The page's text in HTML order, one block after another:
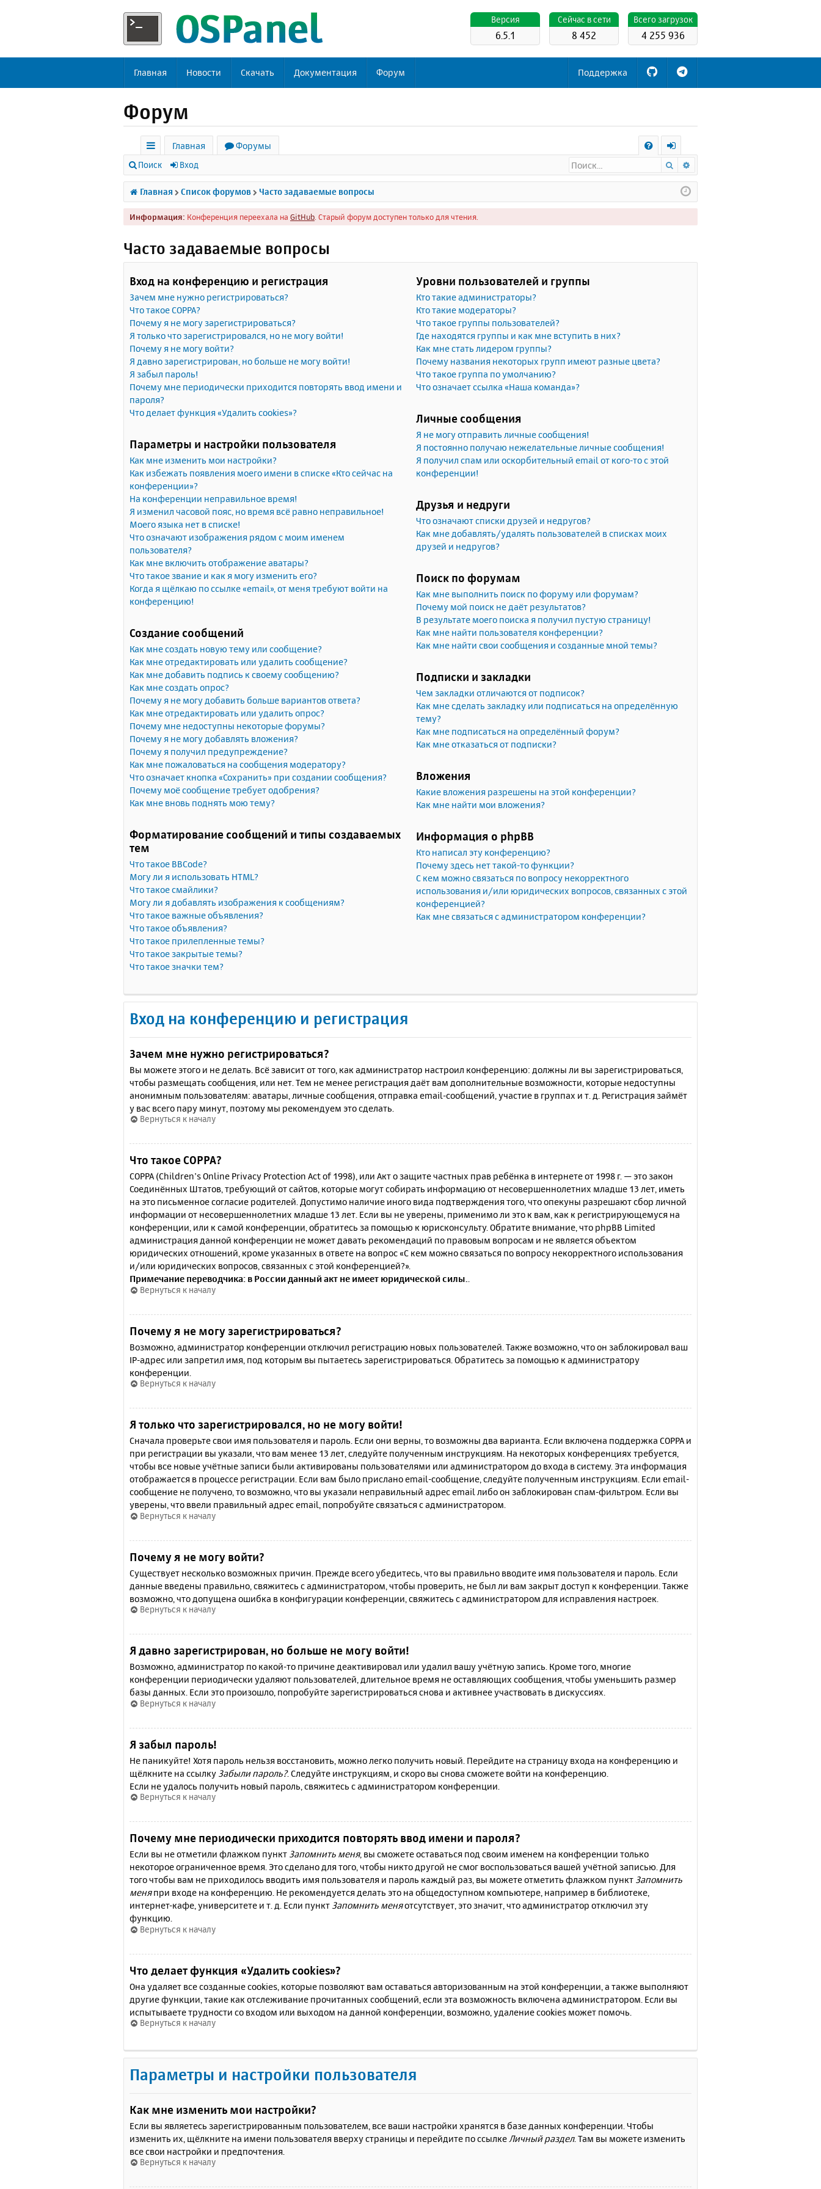
Всего загрузок
4 255 936
Cейчас в сети
8 452
Версия
6.5.1
Главная Новости Скачать Документация Форум Поддержка
Форум
с
ы
л
к
Главная
Форумы
Q
х
о
д
Поиск Вход Поиск
Главная Список форумов Часто задаваемые вопросы
Информация: Конференция переехала на GitHub . Старый форум доступен только для чтения.
Часто задаваемые вопросы
Вход на конференцию и регистрация
Зачем мне нужно регистрироваться?
Что такое COPPA?
Почему я не могу зарегистрироваться?
Я только что зарегистрировался, но не могу войти!
Почему я не могу войти?
Я давно зарегистрирован, но больше не могу войти!
Я забыл пароль!
Почему мне периодически приходится повторять ввод имени и
пароля?
Что делает функция «Удалить cookies»?
Параметры и настройки пользователя
Как мне изменить мои настройки?
Как избежать появления моего имени в списке «Кто сейчас на
конференции»?
На конференции неправильное время!
Я изменил часовой пояс, но время всё равно неправильное!
Моего языка нет в списке!
Что означают изображения рядом с моим именем
пользователя?
Как мне включить отображение аватары?
Что такое звание и как я могу изменить его?
Когда я щёлкаю по ссылке «email», от меня требуют войти на
конференцию!
Создание сообщений
Как мне создать новую тему или сообщение?
Как мне отредактировать или удалить сообщение?
Как мне добавить подпись к своему сообщению?
Как мне создать опрос?
Почему я не могу добавить больше вариантов ответа?
Как мне отредактировать или удалить опрос?
Почему мне недоступны некоторые форумы?
Почему я не могу добавлять вложения?
Почему я получил предупреждение?
Как мне пожаловаться на сообщения модератору?
Что означает кнопка «Сохранить» при создании сообщения?
Почему моё сообщение требует одобрения?
Как мне вновь поднять мою тему?
Форматирование сообщений и типы создаваемых
тем
Что такое BBCode?
Могу ли я использовать HTML?
Что такое смайлики?
Могу ли я добавлять изображения к сообщениям?
Что такое важные объявления?
Что такое объявления?
Что такое прилепленные темы?
Что такое закрытые темы?
Что такое значки тем?
Уровни пользователей и группы
Кто такие администраторы?
Кто такие модераторы?
Что такое группы пользователей?
Где находятся группы и как мне вступить в них?
Как мне стать лидером группы?
Почему названия некоторых групп имеют разные цвета?
Что такое группа по умолчанию?
Что означает ссылка «Наша команда»?
Личные сообщения
Я не могу отправить личные сообщения!
Я постоянно получаю нежелательные личные сообщения!
Я получил спам или оскорбительный email от кого-то с этой
конференции!
Друзья и недруги
Что означают списки друзей и недругов?
Как мне добавлять/удалять пользователей в списках моих
друзей и недругов?
Поиск по форумам
Как мне выполнить поиск по форуму или форумам?
Почему мой поиск не даёт результатов?
В результате моего поиска я получил пустую страницу!
Как мне найти пользователя конференции?
Как мне найти свои сообщения и созданные мной темы?
Подписки и закладки
Чем закладки отличаются от подписок?
Как мне сделать закладку или подписаться на определённую
тему?
Как мне подписаться на определённый форум?
Как мне отказаться от подписки?
Вложения
Какие вложения разрешены на этой конференции?
Как мне найти мои вложения?
Информация о phpBB
Кто написал эту конференцию?
Почему здесь нет такой-то функции?
С кем можно связаться по вопросу некорректного
использования и/или юридических вопросов, связанных с этой
конференцией?
Как мне связаться с администратором конференции?
Вход на конференцию и регистрация
Зачем мне нужно регистрироваться?
Вы можете этого и не делать. Всё зависит от того, как администратор настроил конференцию: должны ли вы зарегистрироваться,
чтобы размещать сообщения, или нет. Тем не менее регистрация даёт вам дополнительные возможности, которые недоступны
анонимным пользователям: аватары, личные сообщения, отправка email-сообщений, участие в группах и т. д. Регистрация займёт
у вас всего пару минут, поэтому мы рекомендуем это сделать.
Вернуться к началу
Что такое COPPA?
COPPA (Children’s Online Privacy Protection Act of 1998), или Акт о защите частных прав ребёнка в интернете от 1998 г. — это закон
Соединённых Штатов, требующий от сайтов, которые могут собирать информацию от несовершеннолетних младше 13 лет, иметь
на это письменное согласие родителей. Допустимо наличие иного вида подтверждения того, что опекуны разрешают сбор личной
информации от несовершеннолетних младше 13 лет. Если вы не уверены, применимо ли это к вам, как к регистрирующемуся на
конференции, или к самой конференции, обратитесь за помощью к юрисконсульту. Обратите внимание, что phpBB Limited
администрация данной конференции не может давать рекомендаций по правовым вопросам и не является объектом
юридических отношений, кроме указанных в ответе на вопрос «С кем можно связаться по вопросу некорректного использования
и/или юридических вопросов, связанных с этой конференцией?».
Примечание переводчика: в России данный акт не имеет юридической силы..
Вернуться к началу
Почему я не могу зарегистрироваться?
Возможно, администратор конференции отключил регистрацию новых пользователей. Также возможно, что он заблокировал ваш
IP-адрес или запретил имя, под которым вы пытаетесь зарегистрироваться. Обратитесь за помощью к администратору
конференции.
Вернуться к началу
Я только что зарегистрировался, но не могу войти!
Сначала проверьте свои имя пользователя и пароль. Если они верны, то возможны два варианта. Если включена поддержка COPPA и
при регистрации вы указали, что вам менее 13 лет, следуйте полученным инструкциям. На некоторых конференциях требуется,
чтобы все новые учётные записи были активированы пользователями или администратором до входа в систему. Эта информация
отображается в процессе регистрации. Если вам было прислано email-сообщение, следуйте полученным инструкциям. Если email-
сообщение не получено, то возможно, что вы указали неправильный адрес email либо он заблокирован спам-фильтром. Если вы
уверены, что ввели правильный адрес email, попробуйте связаться с администратором.
Вернуться к началу
Почему я не могу войти?
Существует несколько возможных причин. Прежде всего убедитесь, что вы правильно вводите имя пользователя и пароль. Если
данные введены правильно, свяжитесь с администратором, чтобы проверить, не был ли вам закрыт доступ к конференции. Также
возможно, что допущена ошибка в конфигурации конференции, свяжитесь с администратором для исправления настроек.
Вернуться к началу
Я давно зарегистрирован, но больше не могу войти!
Возможно, администратор по какой-то причине деактивировал или удалил вашу учётную запись. Кроме того, многие
конференции периодически удаляют пользователей, длительное время не оставляющих сообщения, чтобы уменьшить размер
базы данных. Если это произошло, попробуйте зарегистрироваться снова и активнее участвовать в дискуссиях.
Вернуться к началу
Я забыл пароль!
Не паникуйте! Хотя пароль нельзя восстановить, можно легко получить новый. Перейдите на страницу входа на конференцию и
щёлкните на ссылку Забыли пароль?. Следуйте инструкциям, и скоро вы снова сможете войти на конференцию.
Если не удалось получить новый пароль, свяжитесь с администратором конференции.
Вернуться к началу
Почему мне периодически приходится повторять ввод имени и пароля?
Если вы не отметили флажком пункт Запомнить меня, вы сможете оставаться под своим именем на конференции только
некоторое ограниченное время. Это сделано для того, чтобы никто другой не смог воспользоваться вашей учётной записью. Для
того чтобы вам не приходилось вводить имя пользователя и пароль каждый раз, вы можете отметить флажком пункт Запомнить
меняпри входе на конференцию. Не рекомендуется делать это на общедоступном компьютере, например в библиотеке,
интернет-кафе, университете и т. д. Если пункт Запомнить меняотсутствует, это значит, что администратор отключил эту
функцию.
Вернуться к началу
Что делает функция «Удалить cookies»?
Она удаляет все созданные cookies, которые позволяют вам оставаться авторизованным на этой конференции, а также выполняют
другие функции, такие как отслеживание прочитанных сообщений, если эта возможность включена администратором. Если вы
испытываете трудности со входом или выходом на данной конференции, возможно, удаление cookies может помочь.
Вернуться к началу
Параметры и настройки пользователя
Как мне изменить мои настройки?
Если вы являетесь зарегистрированным пользователем, все ваши настройки хранятся в базе данных конференции. Чтобы
изменить их, щёлкните на имени пользователя вверху страницы и перейдите по ссылке Личный раздел. Там вы можете изменить
все свои настройки и предпочтения.
Вернуться к началу